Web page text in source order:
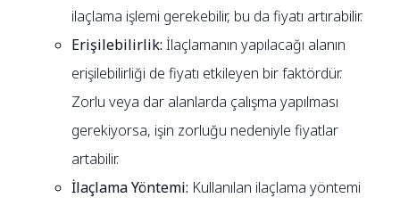
ilaçlama işlemi gerekebilir, bu da fiyatı artırabilir.
Erişilebilirlik: İlaçlamanın yapılacağı alanın
erişilebilirliği de fiyatı etkileyen bir faktördür.
Zorlu veya dar alanlarda çalışma yapılması
gerekiyorsa, işin zorluğu nedeniyle fiyatlar
artabilir.
İlaçlama Yöntemi: Kullanılan ilaçlama yöntemi